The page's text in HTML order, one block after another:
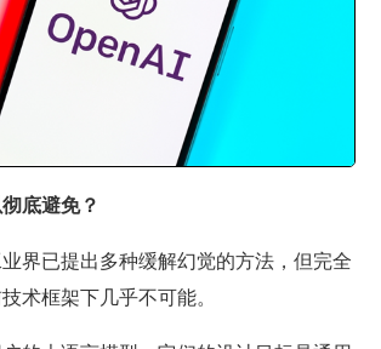
底避免？
界已提出多种缓解幻觉的方法，但完全
术框架下几乎不可能。